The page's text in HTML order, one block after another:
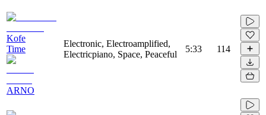
Kofe
Time
ARNO
Electronic, Electroamplified,
Electricpiano, Space, Peaceful
5:33 114